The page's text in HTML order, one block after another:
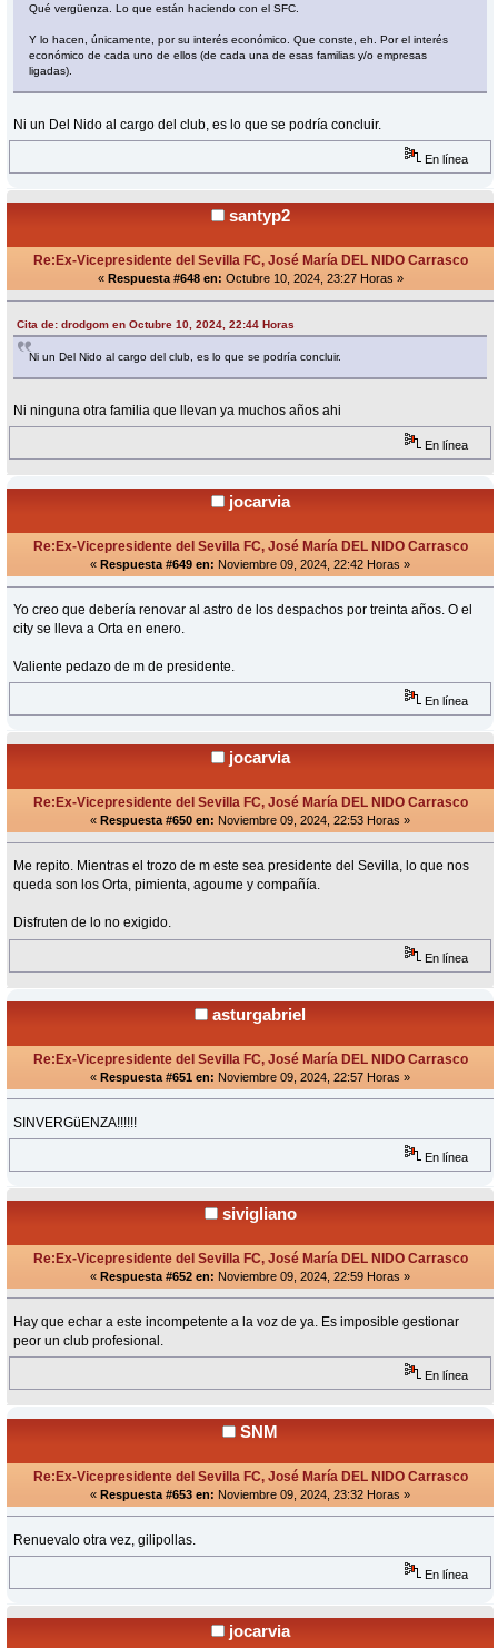
Qué vergüenza. Lo que están haciendo con el SFC.
Y lo hacen, únicamente, por su interés económico. Que conste, eh. Por el interés
económico de cada uno de ellos (de cada una de esas familias y/o empresas
ligadas).
Ni un Del Nido al cargo del club, es lo que se podría concluir.
En línea
santyp2
Re:Ex-Vicepresidente del Sevilla FC, José María DEL NIDO Carrasco
« Respuesta #648 en: Octubre 10, 2024, 23:27 Horas »
Cita de: drodgom en Octubre 10, 2024, 22:44 Horas
Ni un Del Nido al cargo del club, es lo que se podría concluir.
Ni ninguna otra familia que llevan ya muchos años ahi
En línea
jocarvia
Re:Ex-Vicepresidente del Sevilla FC, José María DEL NIDO Carrasco
« Respuesta #649 en: Noviembre 09, 2024, 22:42 Horas »
Yo creo que debería renovar al astro de los despachos por treinta años. O el
city se lleva a Orta en enero.
Valiente pedazo de m de presidente.
En línea
jocarvia
Re:Ex-Vicepresidente del Sevilla FC, José María DEL NIDO Carrasco
« Respuesta #650 en: Noviembre 09, 2024, 22:53 Horas »
Me repito. Mientras el trozo de m este sea presidente del Sevilla, lo que nos
queda son los Orta, pimienta, agoume y compañía.
Disfruten de lo no exigido.
En línea
asturgabriel
Re:Ex-Vicepresidente del Sevilla FC, José María DEL NIDO Carrasco
« Respuesta #651 en: Noviembre 09, 2024, 22:57 Horas »
SINVERGüENZA!!!!!!
En línea
sivigliano
Re:Ex-Vicepresidente del Sevilla FC, José María DEL NIDO Carrasco
« Respuesta #652 en: Noviembre 09, 2024, 22:59 Horas »
Hay que echar a este incompetente a la voz de ya. Es imposible gestionar
peor un club profesional.
En línea
SNM
Re:Ex-Vicepresidente del Sevilla FC, José María DEL NIDO Carrasco
« Respuesta #653 en: Noviembre 09, 2024, 23:32 Horas »
Renuevalo otra vez, gilipollas.
En línea
jocarvia